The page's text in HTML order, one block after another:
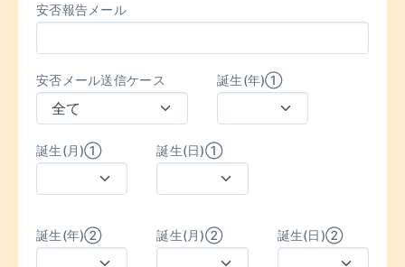
安否報告メール
安否メール送信ケース 誕生(年)①
誕生(月)① 誕生(日)①
誕生(年)② 誕生(月)② 誕生(日)②